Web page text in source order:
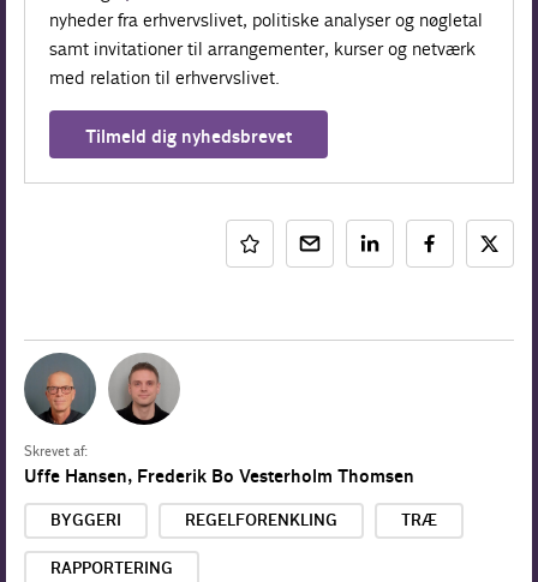
nyheder fra erhvervslivet, politiske analyser og nøgletal
samt invitationer til arrangementer, kurser og netværk
med relation til erhvervslivet.
Tilmeld dig nyhedsbrevet
Skrevet af:
Uffe Hansen, Frederik Bo Vesterholm Thomsen
BYGGERI REGELFORENKLING TRÆ
RAPPORTERING